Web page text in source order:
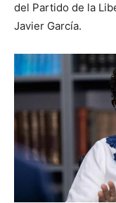
del Partido de la
Javier García.